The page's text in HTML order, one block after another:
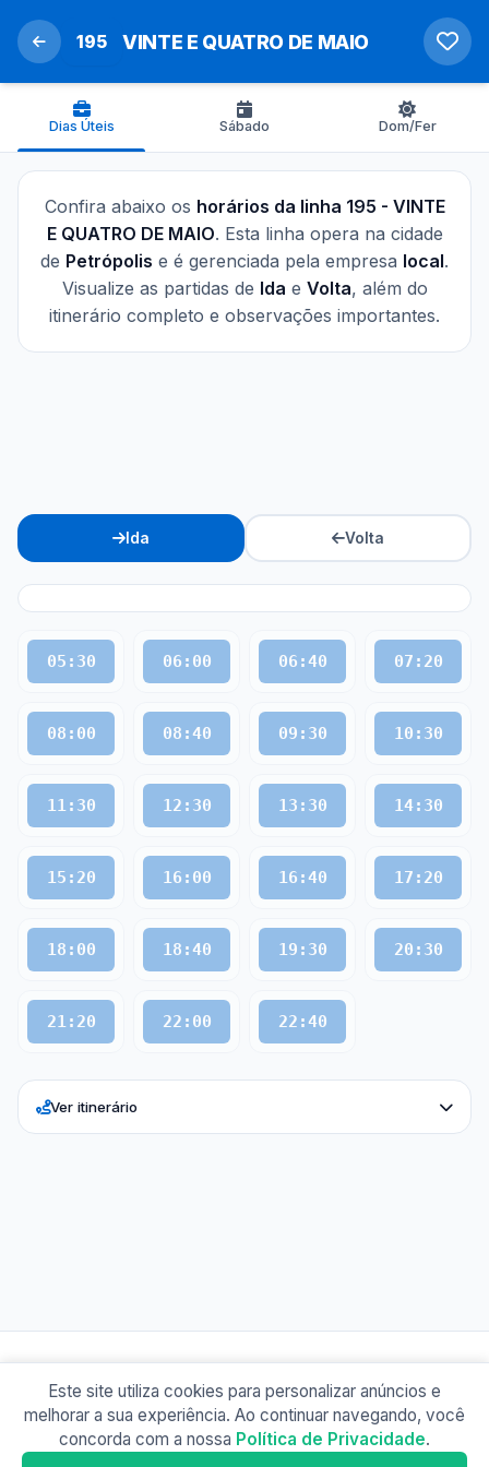
195 VINTE E QUATRO DE MAIO
Dias Úteis Sábado Dom/Fer
Confira abaixo os horários da linha 195 - VINTE
E QUATRO DE MAIO. Esta linha opera na cidade
de Petrópolis e é gerenciada pela empresa local.
Visualize as partidas de Ida e Volta, além do
itinerário completo e observações importantes.
Ida Volta
05:30 06:00 06:40 07:20
08:00 08:40 09:30 10:30
11:30 12:30 13:30 14:30
15:20 16:00 16:40 17:20
18:00 18:40 19:30 20:30
21:20 22:00 22:40
Ver itinerário
© 2026 Busão BR
Sobre Contato Política de Privacidade
Este site utiliza cookies para personalizar anúncios e
melhorar a sua experiência. Ao continuar navegando, você
concorda com a nossa Política de Privacidade.